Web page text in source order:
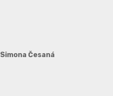
Simona Česaná